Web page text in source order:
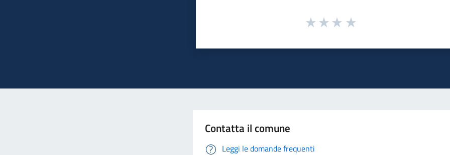
Contatta il comune
Leggi le domande frequenti